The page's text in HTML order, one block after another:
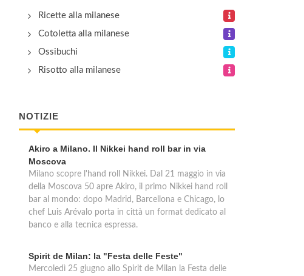
Ricette alla milanese
Cotoletta alla milanese
Ossibuchi
Risotto alla milanese
NOTIZIE
Akiro a Milano. Il Nikkei hand roll bar in via
Moscova
Milano scopre l'hand roll Nikkei. Dal 21 maggio in via
della Moscova 50 apre Akiro, il primo Nikkei hand roll
bar al mondo: dopo Madrid, Barcellona e Chicago, lo
chef Luis Arévalo porta in città un format dedicato al
banco e alla tecnica espressa.
Spirit de Milan: la "Festa delle Feste"
Mercoledì 25 giugno allo Spirit de Milan la Festa delle